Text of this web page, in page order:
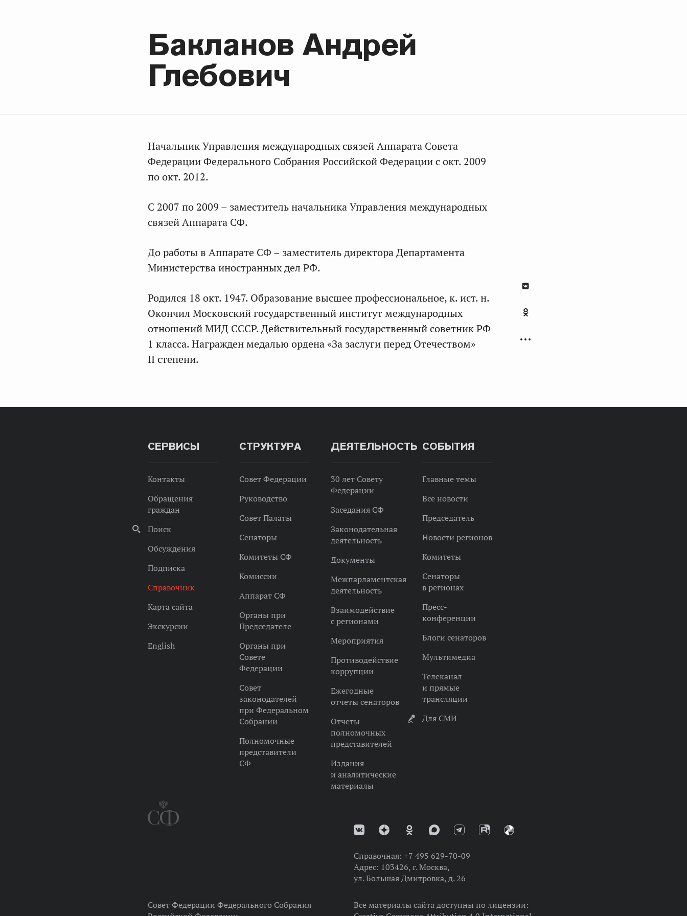
Бакланов Андрей
Глебович
Начальник Управления международных связей Аппарата Совета
Федерации Федерального Собрания Российской Федерации с окт. 2009
по окт. 2012.
С 2007 по 2009 – заместитель начальника Управления международных
связей Аппарата СФ.
До работы в Аппарате СФ – заместитель директора Департамента
Министерства иностранных дел РФ.
Родился 18 окт. 1947. Образование высшее профессиональное, к. ист. н.
Окончил Московский государственный институт международных
отношений МИД СССР. Действительный государственный советник РФ
1 класса. Награжден медалью ордена «За заслуги перед Отечеством»
II степени.
СЕРВИСЫ
Контакты
Обращения
граждан
Поиск
Обсуждения
Подписка
Справочник
Карта сайта
Экскурсии
English
СТРУКТУРА
Совет Федерации
Руководство
Совет Палаты
Сенаторы
Комитеты СФ
Комиссии
Аппарат СФ
Органы при
Председателе
Органы при
Совете
Федерации
Совет
законодателей
при Федеральном
Собрании
Полномочные
представители
СФ
ДЕЯТЕЛЬНОСТЬ
30 лет Совету
Федерации
Заседания СФ
Законодательная
деятельность
Документы
Межпарламентская
деятельность
Взаимодействие
с регионами
Мероприятия
Противодействие
коррупции
Ежегодные
отчеты сенаторов
Отчеты
полномочных
представителей
Издания
и аналитические
материалы
СОБЫТИЯ
Главные темы
Все новости
Председатель
Новости регионов
Комитеты
Сенаторы
в регионах
Пресс-
конференции
Блоги сенаторов
Мультимедиа
Телеканал
и прямые
трансляции
Для СМИ
Справочная: +7 495 629-70-09
Адрес: 103426, г. Москва,
ул. Большая Дмитровка, д. 26
Совет Федерации Федерального Собрания
Все материалы сайта доступны по лицензии: